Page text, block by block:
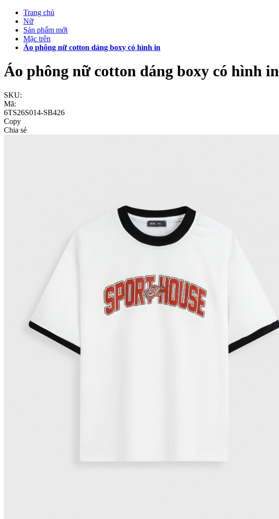
Trang chủ
Nữ
Sản phẩm mới
Mặc trên
Áo phông nữ cotton dáng boxy có hình in
Áo phông nữ cotton dáng boxy có hình in
SKU:
Mã:
6TS26S014-SB426
Copy
Chia sẻ